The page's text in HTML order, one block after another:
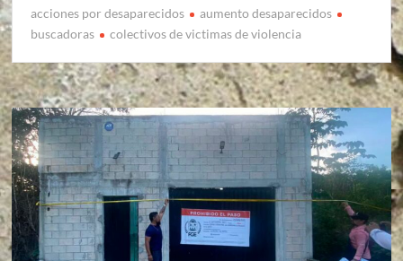
acciones por desaparecidos
aumento desaparecidos
buscadoras
colectivos de victimas de violencia